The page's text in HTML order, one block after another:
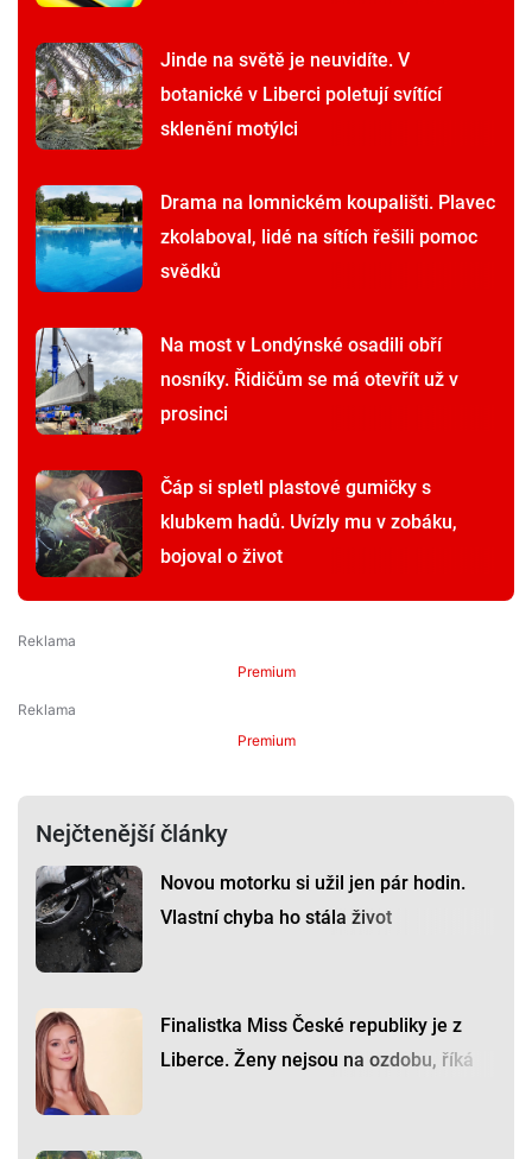
Jinde na světě je neuvidíte. V
botanické v Liberci poletují svítící
sklenění motýlci
Drama na lomnickém koupališti. Plavec
zkolaboval, lidé na sítích řešili pomoc
svědků
Na most v Londýnské osadili obří
nosníky. Řidičům se má otevřít už v
prosinci
Čáp si spletl plastové gumičky s
klubkem hadů. Uvízly mu v zobáku,
bojoval o život
Premium
Premium
Nejčtenější články
Novou motorku si užil jen pár hodin.
Vlastní chyba ho stála život
Finalistka Miss České republiky je z
Liberce. Ženy nejsou na ozdobu, říká